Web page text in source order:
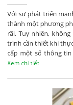
Với sự phát triển
thành một phương
rãi. Tuy nhiên,
trình cần thiết khi
cấp một số thông
hơn trước khi tiến
Xem chi tiết